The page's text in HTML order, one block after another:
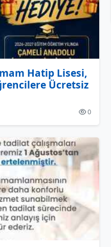
Hatip Lisesi,
Ücretsiz
0